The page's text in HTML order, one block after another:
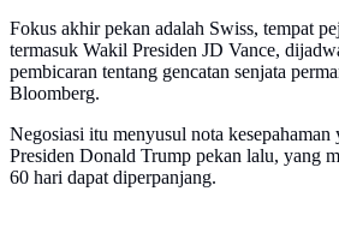
Fokus akhir pekan adalah Swiss, tempat
termasuk Wakil Presiden JD Vance,
pembicaran tentang gencatan senjata
Bloomberg.
Negosiasi itu menyusul nota kesepahaman
Presiden Donald Trump pekan lalu, yang
60 hari dapat diperpanjang.